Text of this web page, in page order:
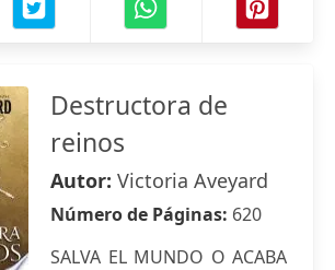
Destructora de
reinos
Autor: Victoria Aveyard
Número de Páginas: 620
SALVA EL MUNDO O ACABA